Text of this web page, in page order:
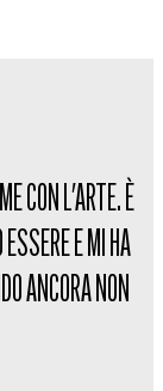
CON L'ARTE. È
E MI HA
ANCORA NON